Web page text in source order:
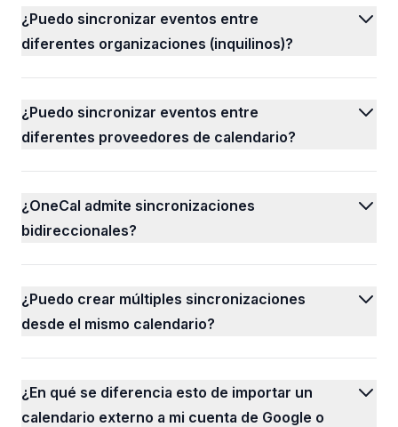
¿Puedo sincronizar eventos entre
diferentes organizaciones (inquilinos)?
¿Puedo sincronizar eventos entre
diferentes proveedores de calendario?
¿OneCal admite sincronizaciones
bidireccionales?
¿Puedo crear múltiples sincronizaciones
desde el mismo calendario?
¿En qué se diferencia esto de importar un
calendario externo a mi cuenta de Google o